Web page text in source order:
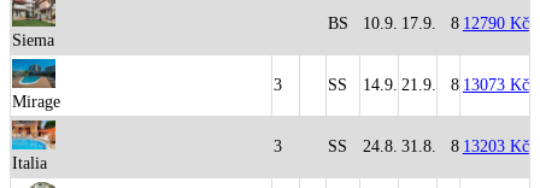
Siema
BS 10.9. 17.9. 8 12790 Kč
Mirage
3 SS 14.9. 21.9. 8 13073 Kč
Italia
3 SS 24.8. 31.8. 8 13203 Kč